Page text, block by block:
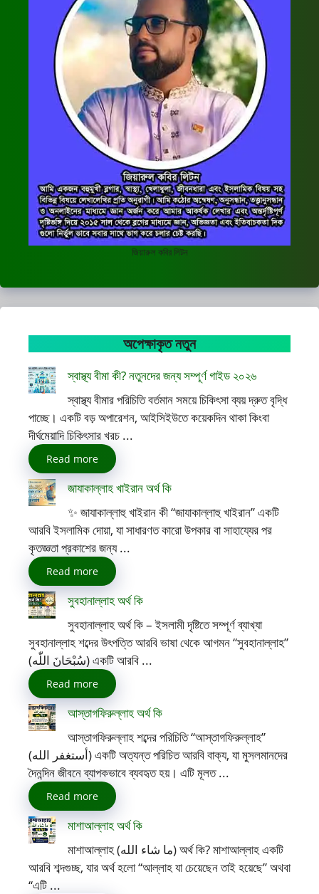
জিয়ারুল কবির লিটন
অপেক্ষাকৃত নতুন
স্বাস্থ্য বীমা কী? নতুনদের জন্য সম্পূর্ণ গাইড ২০২৬
স্বাস্থ্য বীমার পরিচিতি বর্তমান সময়ে চিকিৎসা ব্যয় দ্রুত বৃদ্ধি
পাচ্ছে। একটি বড় অপারেশন, আইসিইউতে কয়েকদিন থাকা কিংবা
দীর্ঘমেয়াদি চিকিৎসার খরচ ...
Read more
জাযাকাল্লাহ খাইরান অর্থ কি
✨ জাযাকাল্লাহু খাইরান কী “জাযাকাল্লাহু খাইরান” একটি
আরবি ইসলামিক দোয়া, যা সাধারণত কারো উপকার বা সাহায্যের পর
কৃতজ্ঞতা প্রকাশের জন্য ...
Read more
সুবহানাল্লাহ অর্থ কি
সুবহানাল্লাহ অর্থ কি – ইসলামী দৃষ্টিতে সম্পূর্ণ ব্যাখ্যা
সুবহানাল্লাহ শব্দের উৎপত্তি আরবি ভাষা থেকে আগমন “সুবহানাল্লাহ”
(سُبْحَانَ اللّٰه) একটি আরবি ...
Read more
আস্তাগফিরুল্লাহ অর্থ কি
আস্তাগফিরুল্লাহ শব্দের পরিচিতি “আস্তাগফিরুল্লাহ”
(أستغفر الله) একটি অত্যন্ত পরিচিত আরবি বাক্য, যা মুসলমানদের
দৈনন্দিন জীবনে ব্যাপকভাবে ব্যবহৃত হয়। এটি মূলত ...
Read more
মাশাআল্লাহ অর্থ কি
মাশাআল্লাহ (ما شاء الله) অর্থ কি? মাশাআল্লাহ একটি
আরবি শব্দগুচ্ছ, যার অর্থ হলো “আল্লাহ যা চেয়েছেন তাই হয়েছে” অথবা
“এটি ...